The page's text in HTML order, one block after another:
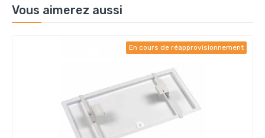
Vous aimerez aussi
En cours de réapprovisionnement